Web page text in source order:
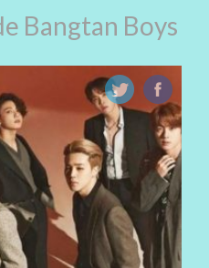
Bangtan Boys